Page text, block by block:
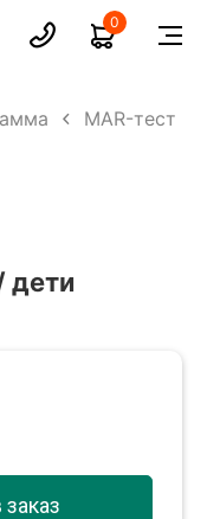
0
МАR-тест
дети